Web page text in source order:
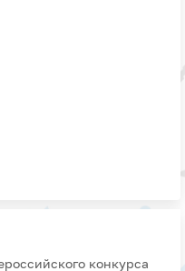
конкурса